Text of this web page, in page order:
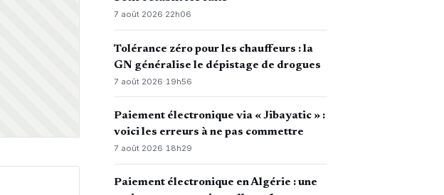
7 août 2026·22h06
Tolérance zéro pour les chauffeurs : la
GN généralise le dépistage de drogues
7 août 2026· 19h56
Paiement électronique via « Jibayatic » :
voici les erreurs à ne pas commettre
7 août 2026·18h29
Paiement électronique en Algérie : une